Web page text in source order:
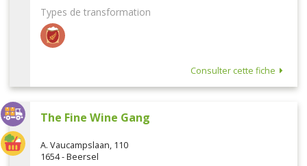
Types de transformation
Consulter cette fiche
The Fine Wine Gang
A. Vaucampslaan, 110
1654 - Beersel